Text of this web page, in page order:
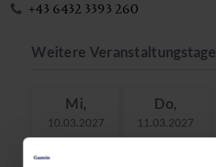
+43 6432 3393 260
Weitere Veranstaltungstage
Mi,
10.03.2027
Do,
11.03.2027